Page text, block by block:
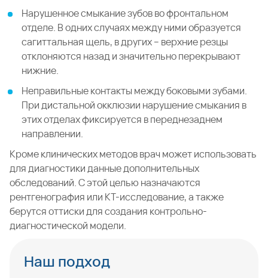
Нарушенное смыкание зубов во фронтальном
отделе. В одних случаях между ними образуется
сагиттальная щель, в других – верхние резцы
отклоняются назад и значительно перекрывают
нижние.
Неправильные контакты между боковыми зубами.
При дистальной окклюзии нарушение смыкания в
этих отделах фиксируется в переднезаднем
направлении.
Кроме клинических методов врач может использовать
для диагностики данные дополнительных
обследований. С этой целью назначаются
рентгенография или КТ-исследование, а также
берутся оттиски для создания контрольно-
диагностической модели.
Наш подход